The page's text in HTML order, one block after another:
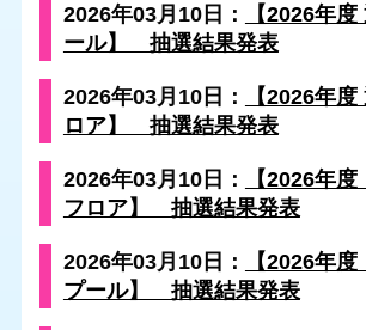
2026年03月10日：
【2026年
ール】 抽選結果発表
2026年03月10日：
【2026年
ロア】 抽選結果発表
2026年03月10日：
【2026年
フロア】 抽選結果発表
2026年03月10日：
【2026年
プール】 抽選結果発表